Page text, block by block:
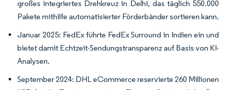
großes integriertes Drehkreuz in Delhi, das täglich 550.000
Pakete mithilfe automatisierter Förderbänder sortieren kann.
Januar 2025: FedEx führte FedEx Surround in Indien ein und
bietet damit Echtzeit-Sendungstransparenz auf Basis von KI-
Analysen.
September 2024: DHL eCommerce reservierte 260 Millionen